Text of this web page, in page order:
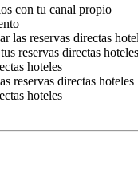
con tu canal propio
las reservas directas
reservas directas hoteles
hoteles
reservas directas hoteles
hoteles